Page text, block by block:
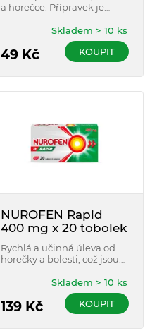
a horečce. Přípravek je
dospívající s hmotností nad
40 kg (od 12 let).
49 Kč
Skladem > 10 ks
KOUPIT
NUROFEN Rapid
400 mg x 20 tobolek
Rychlá a učinná úleva od
horečky a bolesti, což jsou
Také působí na bolesti
hlavy, zad, zubů, či při
menstruaci. Obsahuje
139 Kč
Skladem > 10 ks
KOUPIT